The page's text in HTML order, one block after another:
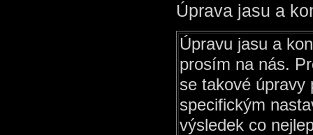
Úprava jasu a
Úpravu jasu a
prosím na nás.
se takové úpravy
specifickým
výsledek co